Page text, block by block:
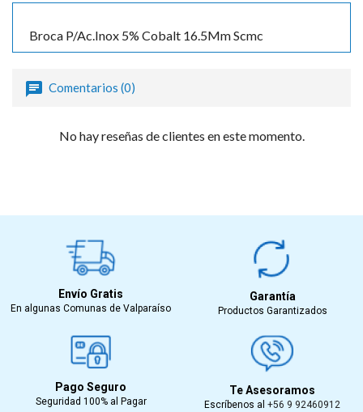
Broca P/Ac.Inox 5% Cobalt 16.5Mm Scmc
Comentarios (0)
No hay reseñas de clientes en este momento.
Envío Gratis
En algunas Comunas de Valparaíso
Garantía
Productos Garantizados
Pago Seguro
Seguridad 100% al Pagar
Te Asesoramos
Escríbenos al +56 9 92460912